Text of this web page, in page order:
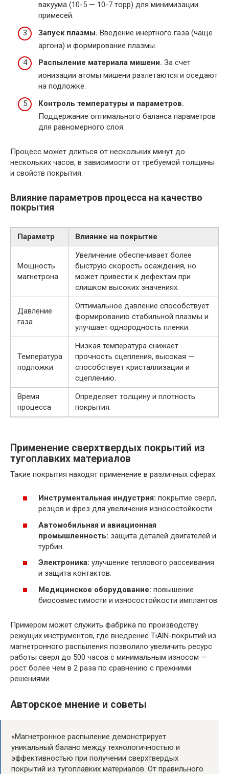
вакуума (10-5 — 10-7 торр) для минимизации
примесей.
Запуск плазмы. Введение инертного газа (чаще
аргона) и формирование плазмы.
Распыление материала мишени. За счет
ионизации атомы мишени разлетаются и оседают
на подложке.
Контроль температуры и параметров.
Поддержание оптимального баланса параметров
для равномерного слоя.
Процесс может длиться от нескольких минут до
нескольких часов, в зависимости от требуемой толщины
и свойств покрытия.
Влияние параметров процесса на качество
покрытия
Параметр Влияние на покрытие
Мощность
магнетрона
Увеличение обеспечивает более
быструю скорость осаждения, но
может привести к дефектам при
слишком высоких значениях.
Давление
газа
Оптимальное давление способствует
формированию стабильной плазмы и
улучшает однородность пленки.
Температура
подложки
Низкая температура снижает
прочность сцепления, высокая —
способствует кристаллизации и
сцеплению.
Время
процесса
Определяет толщину и плотность
покрытия.
Применение сверхтвердых покрытий из
тугоплавких материалов
Такие покрытия находят применение в различных сферах:
Инструментальная индустрия: покрытие сверл,
резцов и фрез для увеличения износостойкости.
Автомобильная и авиационная
промышленность: защита деталей двигателей и
турбин.
Электроника: улучшение теплового рассеивания
и защита контактов.
Медицинское оборудование: повышение
биосовместимости и износостойкости имплантов.
Примером может служить фабрика по производству
режущих инструментов, где внедрение TiAlN-покрытий из
магнетронного распыления позволило увеличить ресурс
работы сверл до 500 часов с минимальным износом —
рост более чем в 2 раза по сравнению с прежними
решениями.
Авторское мнение и советы
«Магнетронное распыление демонстрирует
уникальный баланс между технологичностью и
эффективностью при получении сверхтвердых
покрытий из тугоплавких материалов. От правильного